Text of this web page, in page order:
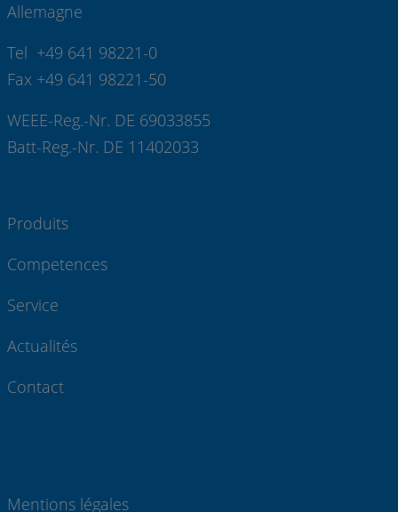
Allemagne
Tel +49 641 98221-0
Fax +49 641 98221-50
WEEE-Reg.-Nr. DE 69033855
Batt-Reg.-Nr. DE 11402033
Produits
Competences
Service
Actualités
Contact
Mentions légales